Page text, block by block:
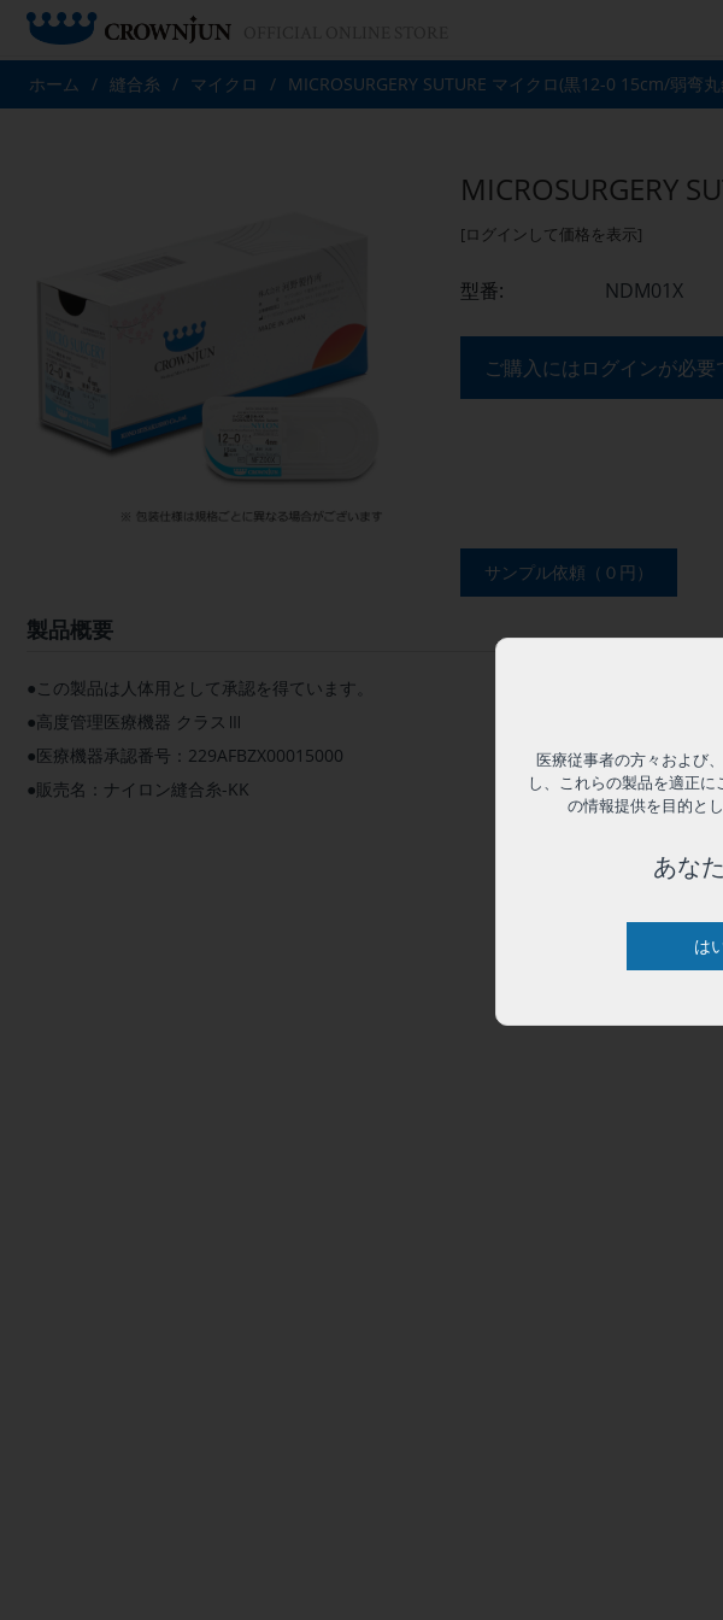
ホーム / 縫合糸 / マイクロ / MICROSURGERY SUTURE マイクロ(黒12-0 15cm/弱弯
MICROSURGERY
[ログインして価格を表示]
型番: NDM01X
ご購入にはログインが必要
製品概要
●この製品は人体用として承認を得ています。
●高度管理医療機器 クラスⅢ
●医療機器承認番号：229AFBZX00015000
●販売名：ナイロン縫合糸-KK
サンプル依頼（０円）
医療従事者の方々および
し、これらの製品を適正
の情報提供を目的と
あな
は